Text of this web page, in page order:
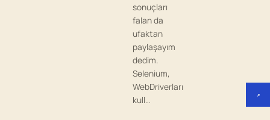
sonuçları
falan da
ufaktan
paylaşayım
dedim.
Selenium,
WebDriverları
kull…
↗